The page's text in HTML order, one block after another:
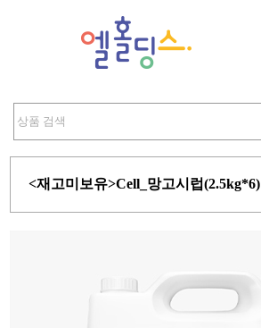
<재고미보유>Cell_망고시럽(2.5kg*6)